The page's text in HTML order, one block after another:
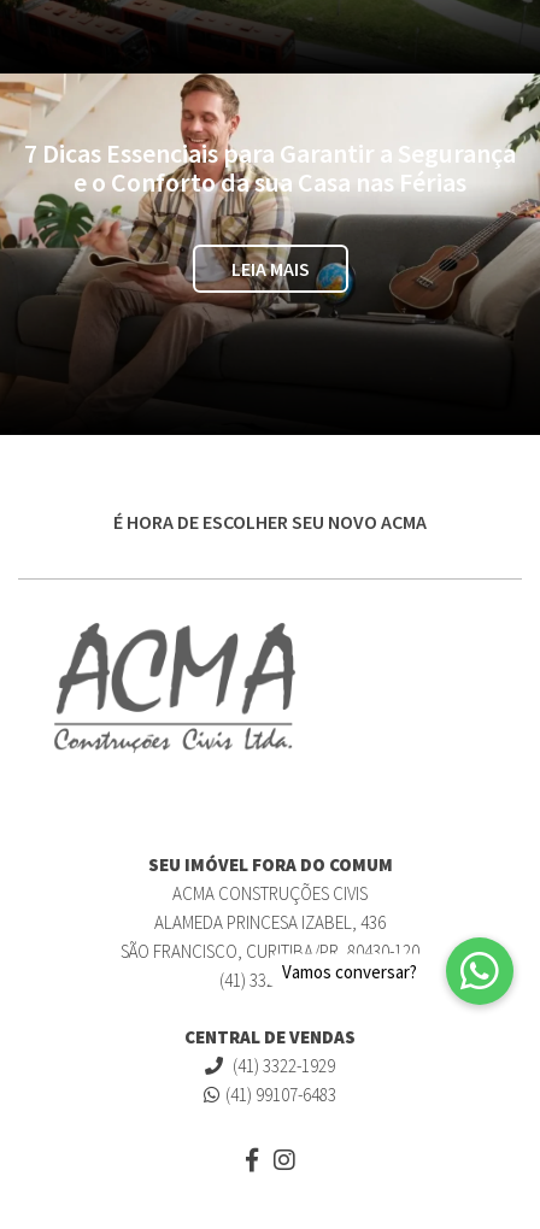
7 Dicas Essenciais para Garantir a Segurança
e o Conforto da sua Casa nas Férias
LEIA MAIS
É HORA DE ESCOLHER SEU NOVO ACMA
SEU IMÓVEL FORA DO COMUM
ACMA CONSTRUÇÕES CIVIS
ALAMEDA PRINCESA IZABEL, 436
SÃO FRANCISCO, CURITIBA/PR, 80430-120
(41) 3322-1929
CENTRAL DE VENDAS
(41) 3322-1929
(41) 99107-6483